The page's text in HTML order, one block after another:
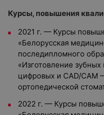
Курсы, повышения
2021 г. — Курсы
«Белорусская
последипломного
«Изготовление
цифровых и CAD/CAM
ортопедической
2022 г. — Курсы